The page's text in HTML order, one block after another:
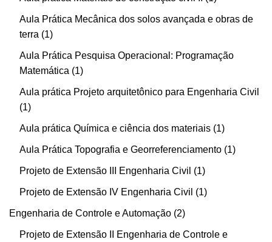
Aula Prática Mecânica dos solos avançada e obras de
terra
1
Aula Prática Pesquisa Operacional: Programação
Matemática
1
Aula prática Projeto arquitetônico para Engenharia Civil
1
Aula prática Química e ciência dos materiais 1
Aula Prática Topografia e Georreferenciamento 1
Projeto de Extensão III Engenharia Civil 1
Projeto de Extensão IV Engenharia Civil 1
Engenharia de Controle e Automação 2
Projeto de Extensão II Engenharia de Controle e